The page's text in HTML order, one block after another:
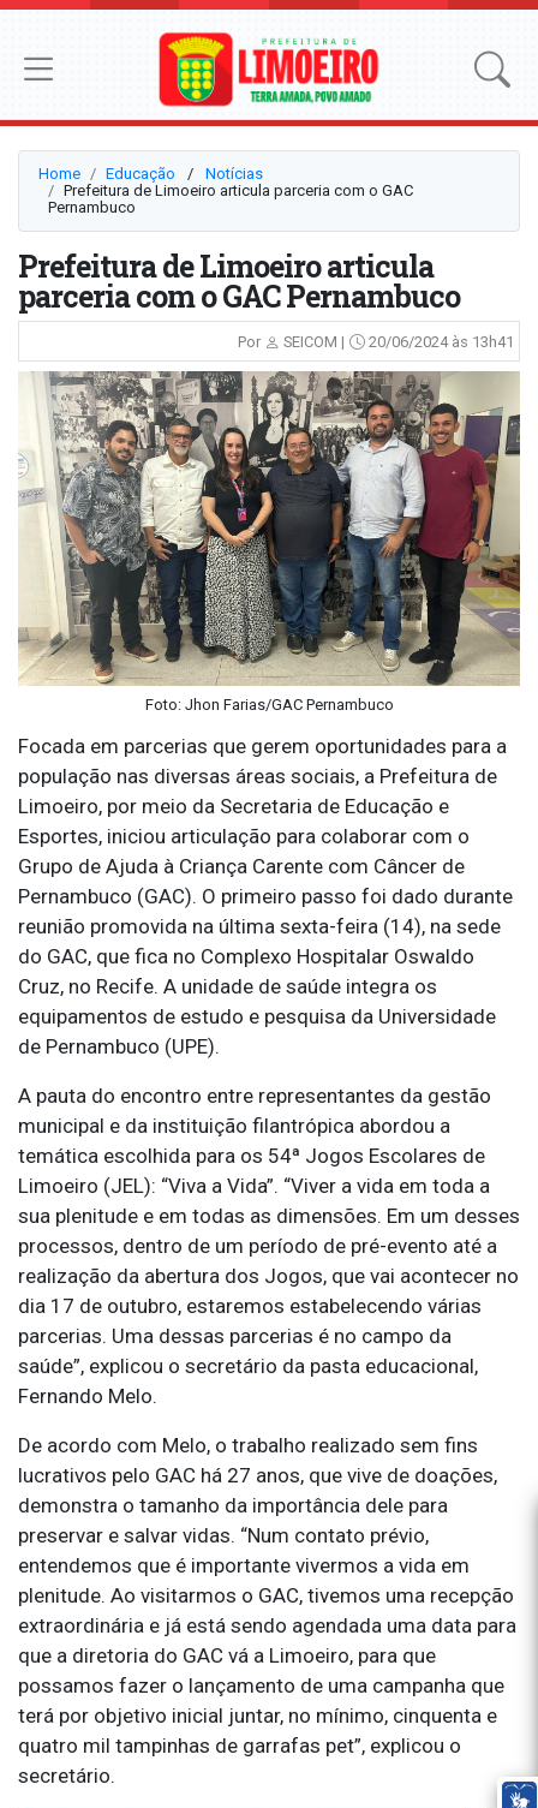
Home Educação ⠀/⠀ Notícias
Prefeitura de Limoeiro articula parceria com o GAC
Pernambuco
Prefeitura de Limoeiro articula
parceria com o GAC Pernambuco
Por SEICOM | 20/06/2024 às 13h41
Foto: Jhon Farias/GAC Pernambuco
Focada em parcerias que gerem oportunidades para a
população nas diversas áreas sociais, a Prefeitura de
Limoeiro, por meio da Secretaria de Educação e
Esportes, iniciou articulação para colaborar com o
Grupo de Ajuda à Criança Carente com Câncer de
Pernambuco (GAC). O primeiro passo foi dado durante
reunião promovida na última sexta-feira (14), na sede
do GAC, que fica no Complexo Hospitalar Oswaldo
Cruz, no Recife. A unidade de saúde integra os
equipamentos de estudo e pesquisa da Universidade
de Pernambuco (UPE).
A pauta do encontro entre representantes da gestão
municipal e da instituição filantrópica abordou a
temática escolhida para os 54ª Jogos Escolares de
Limoeiro (JEL): “Viva a Vida”. “Viver a vida em toda a
sua plenitude e em todas as dimensões. Em um desses
processos, dentro de um período de pré-evento até a
realização da abertura dos Jogos, que vai acontecer no
dia 17 de outubro, estaremos estabelecendo várias
parcerias. Uma dessas parcerias é no campo da
saúde”, explicou o secretário da pasta educacional,
Fernando Melo.
De acordo com Melo, o trabalho realizado sem fins
lucrativos pelo GAC há 27 anos, que vive de doações,
demonstra o tamanho da importância dele para
preservar e salvar vidas. “Num contato prévio,
entendemos que é importante vivermos a vida em
plenitude. Ao visitarmos o GAC, tivemos uma recepção
extraordinária e já está sendo agendada uma data para
que a diretoria do GAC vá a Limoeiro, para que
possamos fazer o lançamento de uma campanha que
terá por objetivo inicial juntar, no mínimo, cinquenta e
quatro mil tampinhas de garrafas pet”, explicou o
secretário.